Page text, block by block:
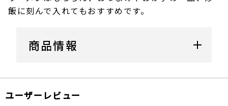
飯に刻んで入れてもおすすめです。
商品情報
ユーザーレビュー